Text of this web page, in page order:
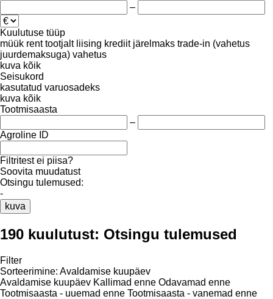
–
Kuulutuse tüüp
müük rent tootjalt liising krediit järelmaks trade-in (vahetus
juurdemaksuga) vahetus
kuva kõik
Seisukord
kasutatud varuosadeks
kuva kõik
Tootmisaasta
–
Agroline ID
Filtritest ei piisa?
Soovita muudatust
Otsingu tulemused:
-
kuva
190 kuulutust: Otsingu tulemused
Filter
Sorteerimine: Avaldamise kuupäev
Avaldamise kuupäev Kallimad enne Odavamad enne
Tootmisaasta - uuemad enne Tootmisaasta - vanemad enne